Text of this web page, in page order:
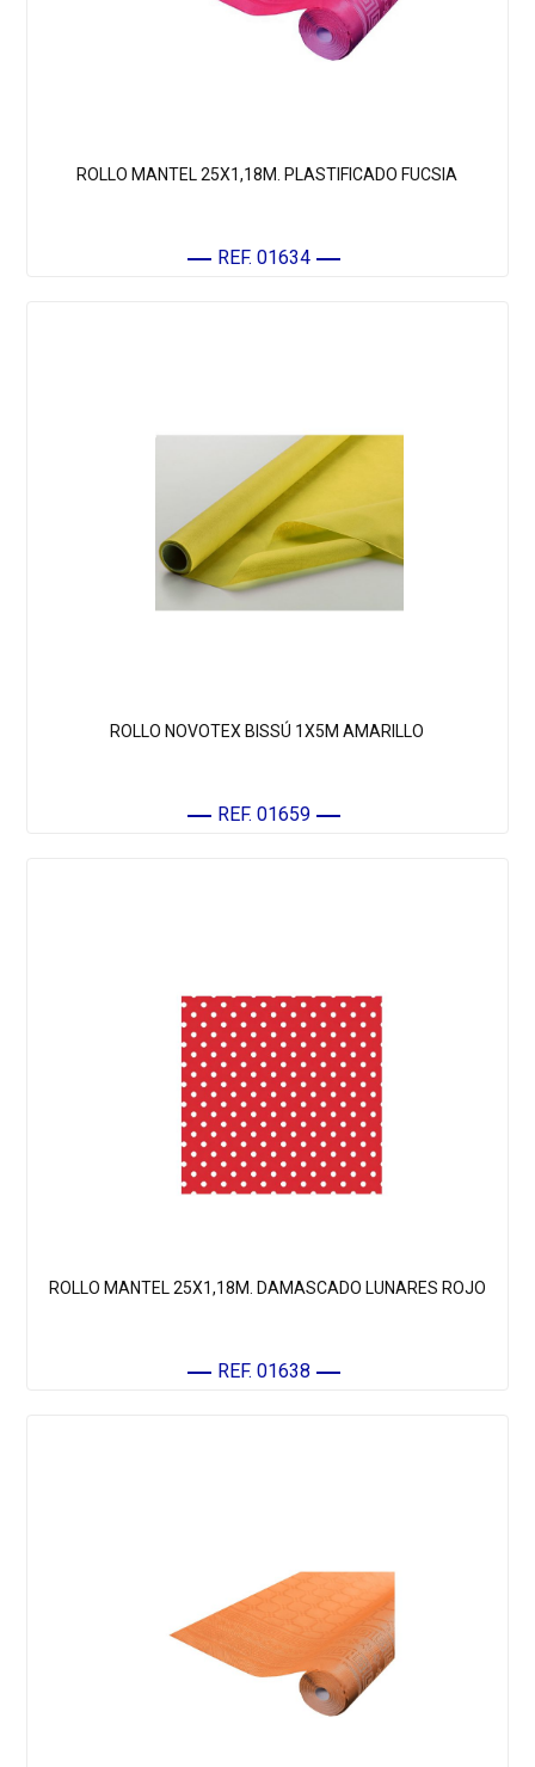
ROLLO MANTEL 25X1,18M. PLASTIFICADO FUCSIA
REF. 01634
ROLLO NOVOTEX BISSÚ 1X5M AMARILLO
REF. 01659
ROLLO MANTEL 25X1,18M. DAMASCADO LUNARES ROJO
REF. 01638